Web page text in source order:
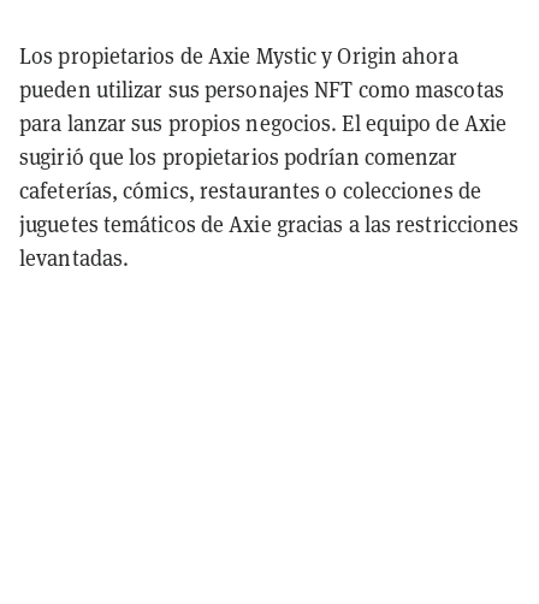
Los propietarios de Axie Mystic y Origin ahora
pueden utilizar sus personajes NFT como mascotas
para lanzar sus propios negocios. El equipo de Axie
sugirió que los propietarios podrían comenzar
cafeterías, cómics, restaurantes o colecciones de
juguetes temáticos de Axie gracias a las restricciones
levantadas.